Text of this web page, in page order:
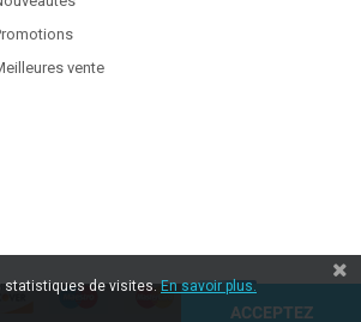
vente
ACCEPTEZ
statistiques de visites.En savoir plus.